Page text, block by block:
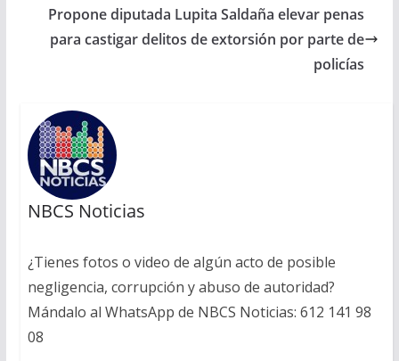
Propone diputada Lupita Saldaña elevar penas
para castigar delitos de extorsión por parte de
policías
NBCS Noticias
¿Tienes fotos o video de algún acto de posible
negligencia, corrupción y abuso de autoridad?
Mándalo al WhatsApp de NBCS Noticias: 612 141 98
08